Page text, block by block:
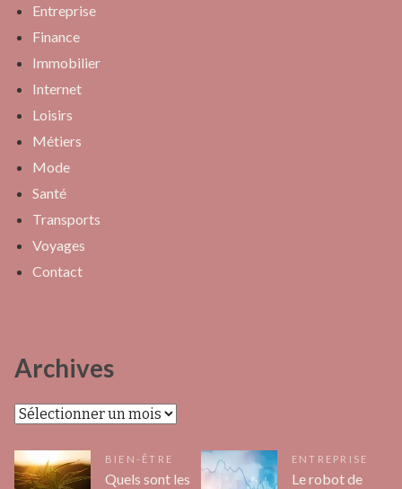
Entreprise
Finance
Immobilier
Internet
Loisirs
Métiers
Mode
Santé
Transports
Voyages
Contact
Archives
Archives
BIEN-ÊTRE
Quels sont les
ENTREPRISE
Le robot de